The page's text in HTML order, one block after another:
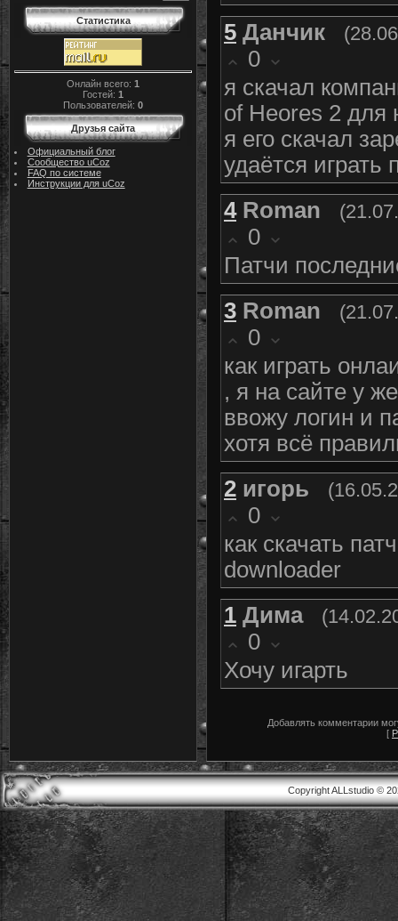
Статистика
Онлайн всего: 1
Гостей: 1
Пользователей: 0
Друзья сайта
Официальный блог
Сообщество uCoz
FAQ по системе
Инструкции для uCoz
5 Данчик
0
я скачал
of Heores 2 для
я его скачал
удаётся играть
4 Roman
0
Патчи
3 Roman
0
как играть
, я на сайте у
ввожу логин и
хотя всё
2 игорь
0
как скачать
downloader
1 Дима
0
Хочу игарть
Добавлять комментарии
[
Copyright ALLstudio ©